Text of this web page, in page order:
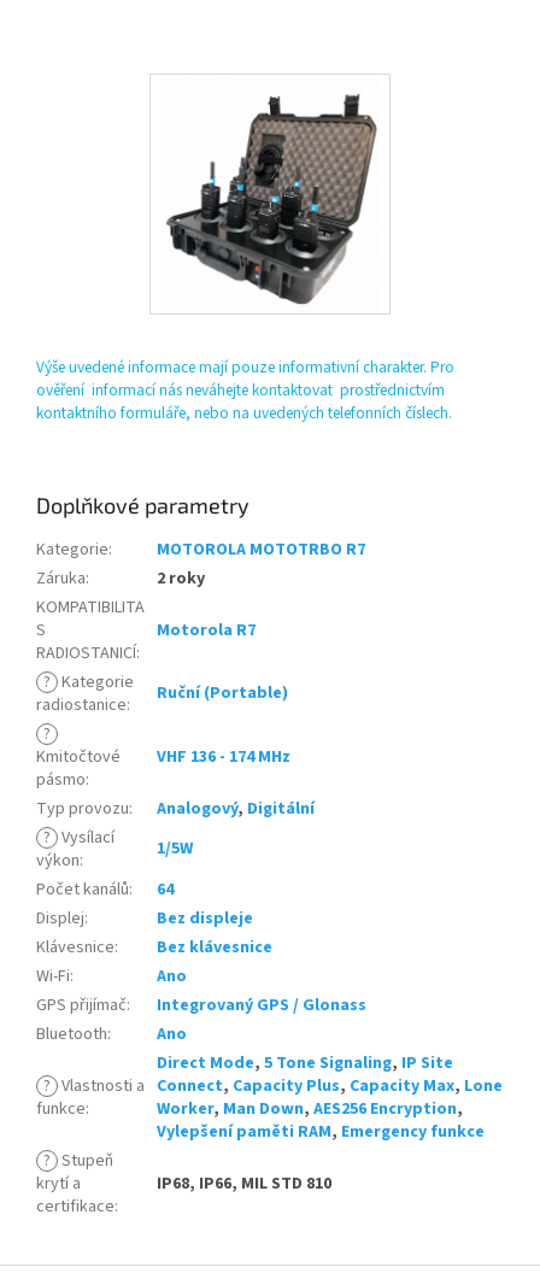
Výše uvedené informace mají pouze informativní charakter. Pro
ověření informací nás neváhejte kontaktovat prostřednictvím
kontaktního formuláře, nebo na uvedených telefonních číslech.
Doplňkové parametry
Kategorie:
MOTOROLA MOTOTRBO R7
Záruka:
2 roky
KOMPATIBILITA
S
RADIOSTANICÍ:
Motorola R7
? Kategorie
radiostanice:
Ruční (Portable)
?
Kmitočtové
pásmo:
VHF 136 - 174 MHz
Typ provozu: Analogový, Digitální
? Vysílací
výkon:
1/5W
Počet kanálů:
64
Displej:
Bez displeje
Klávesnice:
Bez klávesnice
Wi-Fi:
Ano
GPS přijímač:
Integrovaný GPS / Glonass
Bluetooth: Ano
? Vlastnosti a
funkce:
Direct Mode, 5 Tone Signaling, IP Site
Connect, Capacity Plus, Capacity Max, Lone
Worker, Man Down, AES256 Encryption,
Vylepšení paměti RAM, Emergency funkce
? Stupeň
krytí a
certifikace:
IP68, IP66, MIL STD 810